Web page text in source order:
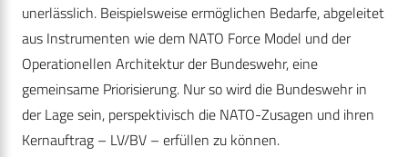
unerlässlich. Beispielsweise ermöglichen Bedarfe, abgeleitet
aus Instrumenten wie dem NATO Force Model und der
Operationellen Architektur der Bundeswehr, eine
gemeinsame Priorisierung. Nur so wird die Bundeswehr in
der Lage sein, perspektivisch die NATO-Zusagen und ihren
Kernauftrag – LV/BV – erfüllen zu können.